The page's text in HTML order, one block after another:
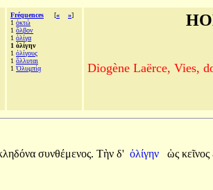
Fréquences [« »]
1 ὀκτώ
1 ὄλβον
1 ὀλίγα
1 ὀλίγην
1 ὀλίγους
1 ὄλλυται
1 Ὀλυμπίᾳ Diogène Laërce, Vies,
συνθέμενος. Τὴν δ' ὀλίγην ὡς κεῖνος